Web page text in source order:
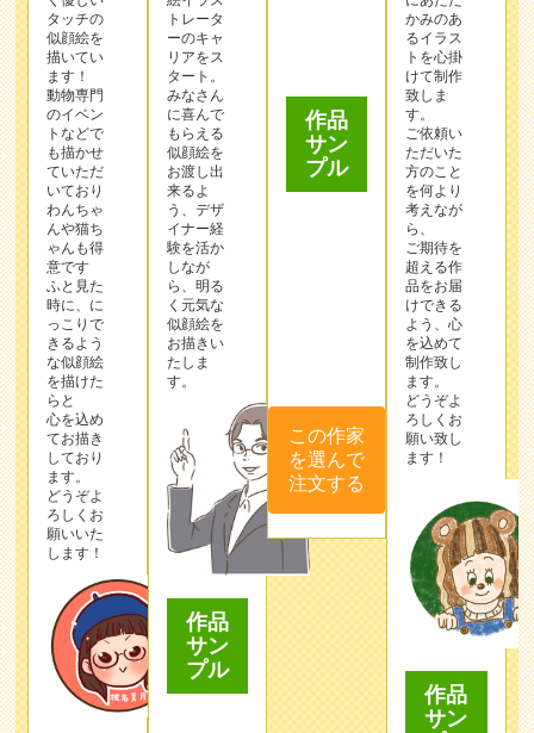
タッチの
似顔絵を
描いてい
ます！
動物専門
のイベン
トなどで
も描かせ
ていただ
いており
わんちゃ
んや猫ち
ゃんも得
意です
ふと見た
時に、に
っこりで
きるよう
な似顔絵
を描けた
らと
心を込め
てお描き
しており
ます。
どうぞよ
ろしくお
願いいた
します！
トレータ
ーのキャ
リアをス
タート。
みなさん
に喜んで
もらえる
似顔絵を
お渡し出
来るよ
う、デザ
イナー経
験を活か
しなが
ら、明る
く元気な
似顔絵を
お描きい
たしま
す。
作品
サン
プル
注文する
かみのあ
るイラス
トを心掛
けて制作
致しま
す。
ご依頼い
ただいた
方のこと
を何より
考えなが
ら、
ご期待を
超える作
品をお届
けできる
よう、心
を込めて
制作致し
ます。
どうぞよ
ろしくお
願い致し
ます！
作品
サン